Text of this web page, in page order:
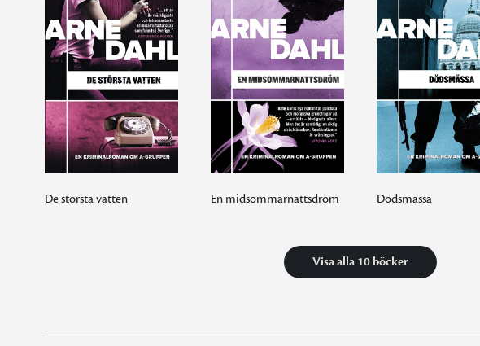
De största vatten En midsommarnattsdröm Dödsmässa
Visa alla 10 böcker